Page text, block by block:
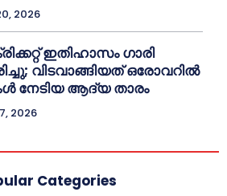
2026
ഇതിഹാസം ഗാരി
വിടവാങ്ങിയത് ഒരോവറിൽ
ആദ്യ താരം
2026
Categories